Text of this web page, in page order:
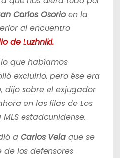
Carlos Osorioen la
al encuentro
de Luzhniki.
que habíamos
excluirlo, pero ése era
dijo sobre el exjugador
en las filas de Los
estadounidense.
a Carlos Velaque se
de los defensores